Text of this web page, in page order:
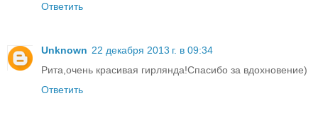
Ответить
Unknown 22 декабря 2013 г. в 09:34
Рита,очень красивая гирлянда!Спасибо за вдохновение)
Ответить